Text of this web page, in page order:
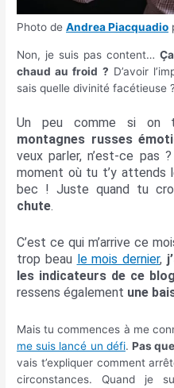
Photo deAndrea Piacquadio
Non, je suis pas content…
chaud au froid ? D’avoir
sais quelle divinité facétieuse
Un peu comme si on
montagnes russes
veux parler, n’est-ce pas
moment où tu t’y attends
bec ! Juste quand tu
chute.
C’est ce qui m’arrive ce
trop beau le mois dernier,
les indicateurs de ce blog
ressens également une
Mais tu commences à me
me suis lancé un défi.Pas
vais t’expliquer comment
circonstances. Quand je